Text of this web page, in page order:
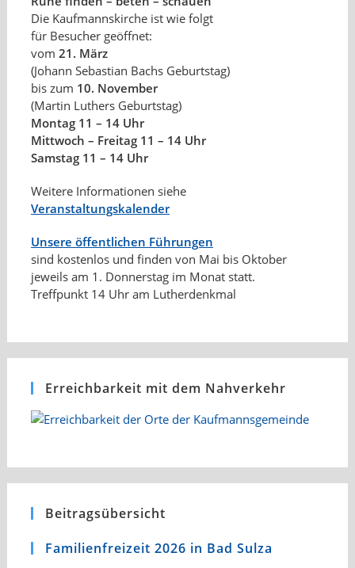
Die Kaufmannskirche ist wie folgt
für Besucher geöffnet:
vom 21. März
(Johann Sebastian Bachs Geburtstag)
bis zum 10. November
(Martin Luthers Geburtstag)
Montag 11 – 14 Uhr
Mittwoch – Freitag 11 – 14 Uhr
Samstag 11 – 14 Uhr
Weitere Informationen siehe
Veranstaltungskalender
Unsere öffentlichen Führungen
sind kostenlos und finden von Mai bis Oktober
jeweils am 1. Donnerstag im Monat statt.
Treffpunkt 14 Uhr am Lutherdenkmal
Erreichbarkeit mit dem Nahverkehr
Beitragsübersicht
Familienfreizeit 2026 in Bad Sulza